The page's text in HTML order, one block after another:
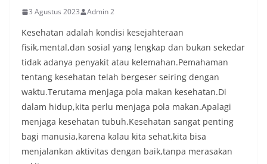
3 Agustus 2023 Admin 2
Kesehatan adalah kondisi kesejahteraan
fisik,mental,dan sosial yang lengkap dan bukan sekedar
tidak adanya penyakit atau kelemahan.Pemahaman
tentang kesehatan telah bergeser seiring dengan
waktu.Terutama menjaga pola makan kesehatan.Di
dalam hidup,kita perlu menjaga pola makan.Apalagi
menjaga kesehatan tubuh.Kesehatan sangat penting
bagi manusia,karena kalau kita sehat,kita bisa
menjalankan aktivitas dengan baik,tanpa merasakan